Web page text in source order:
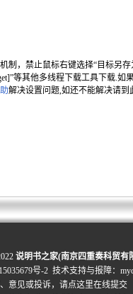
制，禁止鼠标右键选择“目标另
等其他多线程下载工具下载.如
解决设置问题,如还不能解决请到
说明书之家(南京四重奏科贸有
号-2 技术支持与报障：
意见或投诉， 请点这里在线提交